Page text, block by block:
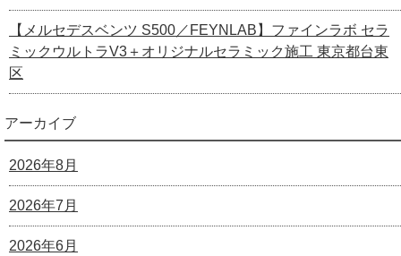
【メルセデスベンツ S500／FEYNLAB】ファインラボ セラ
ミックウルトラV3＋オリジナルセラミック施工 東京都台東
区
アーカイブ
2026年8月
2026年7月
2026年6月